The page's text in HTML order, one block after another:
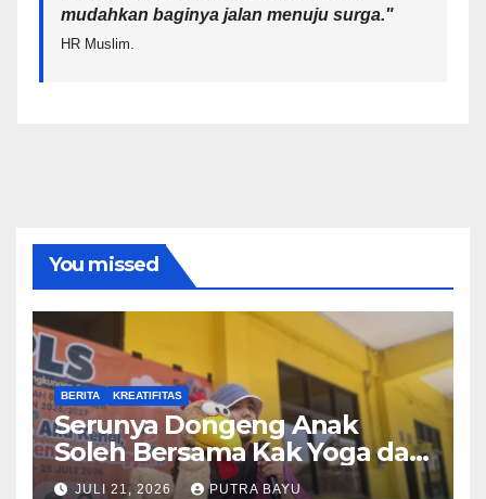
mudahkan baginya jalan menuju surga."
HR Muslim.
You missed
BERITA KREATIFITAS
Serunya Dongeng Anak
Soleh Bersama Kak Yoga dan
Piko
JULI 21, 2026 PUTRA BAYU